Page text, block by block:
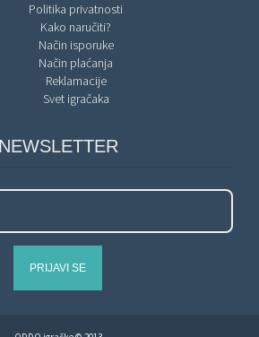
Politika privatnosti
Kako naručiti?
Način isporuke
Način plaćanja
Reklamacije
Svet igračaka
NEWSLETTER
PRIJAVI SE